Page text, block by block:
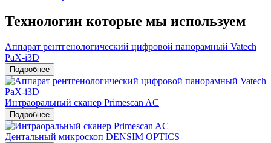
Технологии которые мы используем
Аппарат рентгенологический цифровой панорамный Vatech
PaX-i3D
Подробнее
Интраоральный сканер Primescan AC
Подробнее
Дентальный микроскоп DENSIM OPTICS